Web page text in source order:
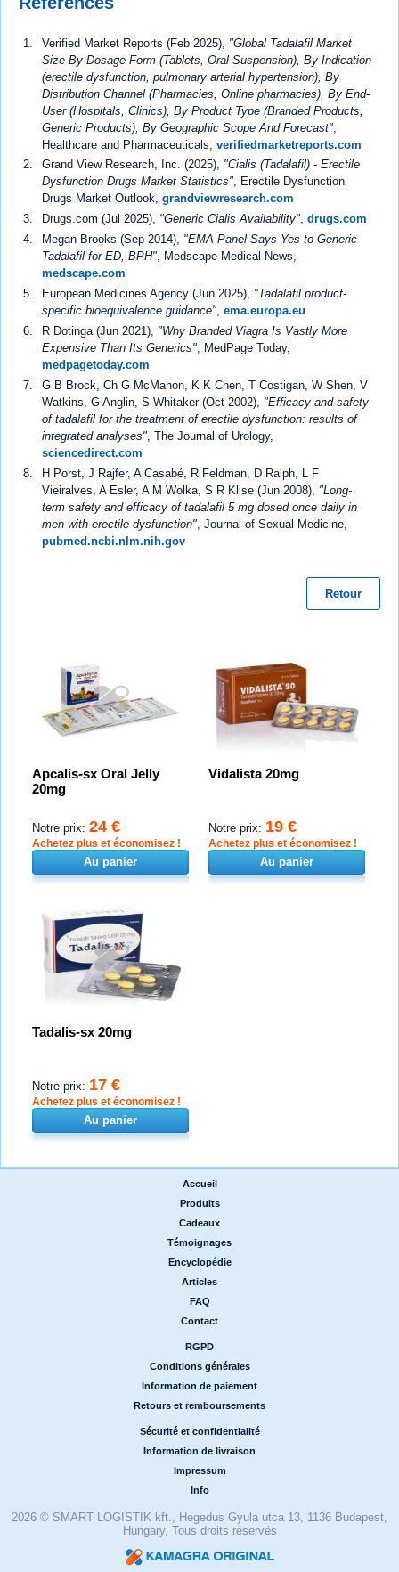
Verified Market Reports (Feb 2025), "Global Tadalafil Market
Size By Dosage Form (Tablets, Oral Suspension), By Indication
(erectile dysfunction, pulmonary arterial hypertension), By
Distribution Channel (Pharmacies, Online pharmacies), By End-
User (Hospitals, Clinics), By Product Type (Branded Products,
Generic Products), By Geographic Scope And Forecast"
Healthcare and Pharmaceuticals, verifiedmarketreports.com
Grand View Research, Inc. (2025), "Cialis (Tadalafil) - Erectile
Dysfunction Drugs Market Statistics", Erectile Dysfunction
Drugs Market Outlook, grandviewresearch.com
Drugs.com (Jul 2025), "Generic Cialis Availability", drugs.com
Megan Brooks (Sep 2014), "EMA Panel Says Yes to Generic
Tadalafil for ED, BPH", Medscape Medical News,
medscape.com
European Medicines Agency (Jun 2025), "Tadalafil product-
specific bioequivalence guidance", ema.europa.eu
R Dotinga (Jun 2021), "Why Branded Viagra Is Vastly More
Expensive Than Its Generics" , MedPage Today,
medpagetoday.com
G B Brock, Ch G McMahon, K K Chen, T Costigan, W Shen, V
Watkins, G Anglin, S Whitaker (Oct 2002), "Efficacy and safety
of tadalafil for the treatment of erectile dysfunction: results of
integrated analyses" , The Journal of Urology,
sciencedirect.com
H Porst, J Rajfer, A Casabé, R Feldman, D Ralph, L F
Vieiralves, A Esler, A M Wolka, S R Klise (Jun 2008), "Long-
term safety and efficacy of tadalafil 5 mg dosed once daily in
men with erectile dysfunction" , Journal of Sexual Medicine,
pubmed.ncbi.nlm.nih.gov
Retour
Apcalis-sx Oral Jelly
20mg
Notre prix: 24 €
Achetez plus et économisez !
Au panier
Vidalista 20mg
Notre prix: 19 €
Achetez plus et économisez !
Au panier
Tadalis-sx 20mg
Notre prix: 17 €
Achetez plus et économisez !
Au panier
Accueil
Produits
Cadeaux
Témoignages
Encyclopédie
Articles
FAQ
Contact
RGPD
Conditions générales
Information de paiement
Retours et remboursements
Sécurité et confidentialité
Information de livraison
Impressum
Info
2026 © SMART LOGISTIK kft., Hegedus Gyula utca 13, 1136 Budapest,
Hungary, Tous droits réservés